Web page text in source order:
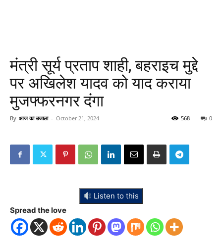
मंत्री सूर्य प्रताप शाही, बहराइच मुद्दे
पर अखिलेश यादव को याद कराया
मुजफ्फरनगर दंगा
By आज का उजाला - October 21, 2024 0
568
Listen to this
Spread the love